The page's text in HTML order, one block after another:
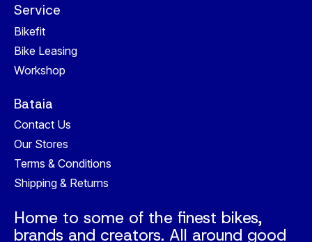
Service
Bikefit
Bike Leasing
Workshop
Bataia
Contact Us
Our Stores
Terms & Conditions
Shipping & Returns
Home to some of the finest bikes,
brands and creators. All around good